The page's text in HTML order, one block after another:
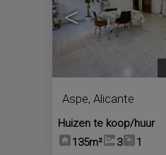
<
Aspe, Alicante
Huizen te koop/huur
135m²
3 1